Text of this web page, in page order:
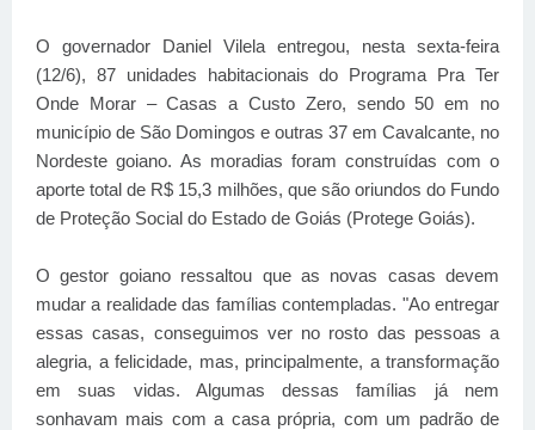
O governador Daniel Vilela entregou, nesta sexta-feira
(12/6), 87 unidades habitacionais do Programa Pra Ter
Onde Morar – Casas a Custo Zero, sendo 50 em no
município de São Domingos e outras 37 em Cavalcante, no
Nordeste goiano. As moradias foram construídas com o
aporte total de R$ 15,3 milhões, que são oriundos do Fundo
de Proteção Social do Estado de Goiás (Protege Goiás).
O gestor goiano ressaltou que as novas casas devem
mudar a realidade das famílias contempladas. "Ao entregar
essas casas, conseguimos ver no rosto das pessoas a
alegria, a felicidade, mas, principalmente, a transformação
em suas vidas. Algumas dessas famílias já nem
sonhavam mais com a casa própria, com um padrão de